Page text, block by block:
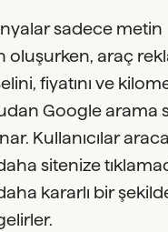
sadece metin
oluşurken, araç
fiyatını ve
Google arama
Kullanıcılar
sitenize
kararlı bir